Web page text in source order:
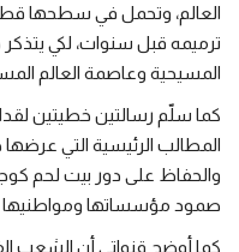
العالم، وتحمل في سطحها
ترميمه قبل سنوات، لكي يتذكر
المسيحية وعاصمة العالم
كما سلّم رسالتين خطيتين
المطالب الرئيسية التي عرضها
والحفاظ على دور بيت لحم
صمود مؤسساتها ومواطنيها
كما أوضح قنواتي أن الشعب